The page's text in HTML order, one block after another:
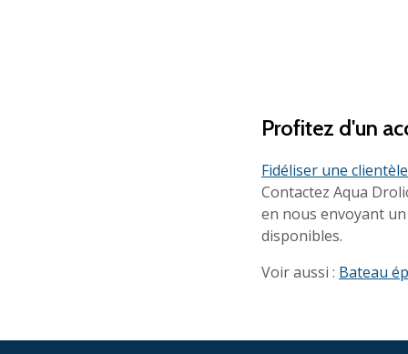
Profitez d'un
Fidéliser une clientèle
Contactez Aqua
en nous envoyant
disponibles.
Voir aussi : Bateau